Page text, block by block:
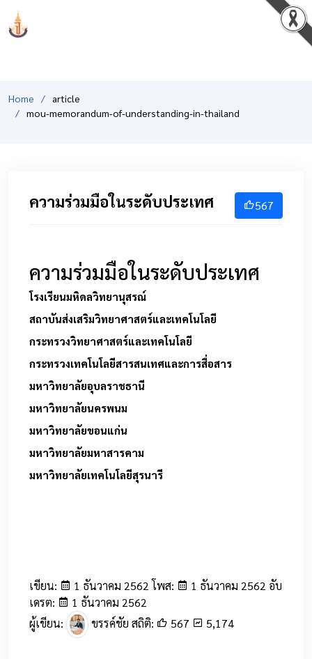
Home
article
mou-memorandum-of-understanding-in-thailand
567
ความร่วมมือในระดับประเทศ
ความร่วมมือในระดับประเทศ
โรงเรียนมหิดลวิทยานุสรณ์
สถาบันส่งเสริมวิทยาศาสตร์และเทคโนโลยี
กระทรวงวิทยาศาสตร์และเทคโนโลยี
กระทรวงเทคโนโลยีสารสนเทศและการสื่อสาร
มหาวิทยาลัยอุบลราชธานี
มหาวิทยาลัยนครพนม
มหาวิทยาลัยขอนแก่น
มหาวิทยาลัยมหาสารคาม
มหาวิทยาลัยเทคโนโลยีสุรนารี
เขียน: 1 ธันวาคม 2562 โพส:
1 ธันวาคม 2562 อับ
เดรต:
1 ธันวาคม 2562
ผู้เขียน:
ขรรค์ชัย สถิติ: 567 5,174